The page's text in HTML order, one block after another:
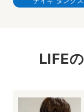
LIFE